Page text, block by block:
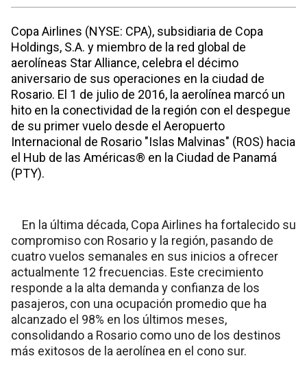
Copa Airlines (NYSE: CPA), subsidiaria de Copa
Holdings, S.A. y miembro de la red global de
aerolíneas Star Alliance, celebra el décimo
aniversario de sus operaciones en la ciudad de
Rosario. El 1 de julio de 2016, la aerolínea marcó un
hito en la conectividad de la región con el despegue
de su primer vuelo desde el Aeropuerto
Internacional de Rosario "Islas Malvinas" (ROS) hacia
el Hub de las Américas® en la Ciudad de Panamá
(PTY).
En la última década, Copa Airlines ha fortalecido su
compromiso con Rosario y la región, pasando de
cuatro vuelos semanales en sus inicios a ofrecer
actualmente 12 frecuencias. Este crecimiento
responde a la alta demanda y confianza de los
pasajeros, con una ocupación promedio que ha
alcanzado el 98% en los últimos meses,
consolidando a Rosario como uno de los destinos
más exitosos de la aerolínea en el cono sur.